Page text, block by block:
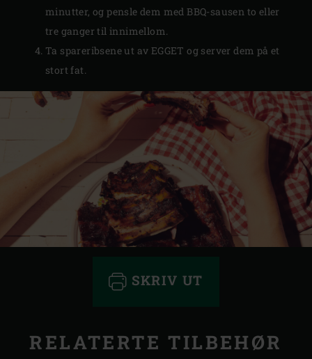
minutter, og pensle dem med BBQ-sausen to eller
tre ganger til innimellom.
Ta spareribsene ut av EGGET og server dem på et
stort fat.
SKRIV UT
RELATERTE TILBEHØR